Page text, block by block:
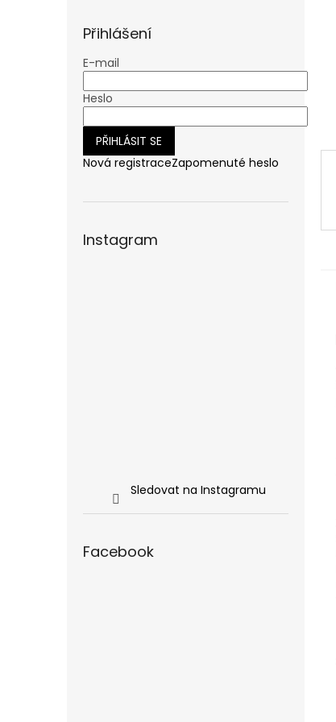
Přihlášení
E-mail
Heslo
PŘIHLÁSIT SE
Nová registraceZapomenuté heslo
Instagram
Sledovat na Instagramu
Facebook